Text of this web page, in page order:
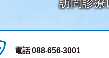
訪問診
電話 088-656-3001